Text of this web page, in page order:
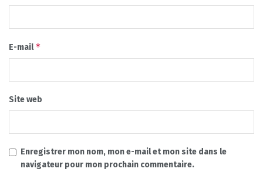
E-mail*
Site web
Enregistrer mon nom, mon e-mail et mon site dans le
navigateur pour mon prochain commentaire.